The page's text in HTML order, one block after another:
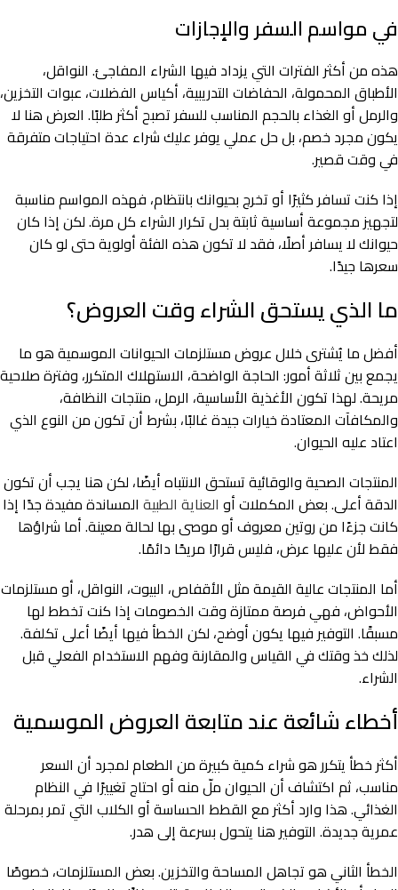
في مواسم السفر والإجازات
هذه من أكثر الفترات التي يزداد فيها الشراء المفاجئ. النواقل،
الأطباق المحمولة، الحفاضات التدريبية، أكياس الفضلات، عبوات التخزين،
والرمل أو الغذاء بالحجم المناسب للسفر تصبح أكثر طلبًا. العرض هنا لا
يكون مجرد خصم، بل حل عملي يوفر عليك شراء عدة احتياجات متفرقة
في وقت قصير.
إذا كنت تسافر كثيرًا أو تخرج بحيوانك بانتظام، فهذه المواسم مناسبة
لتجهيز مجموعة أساسية ثابتة بدل تكرار الشراء كل مرة. لكن إذا كان
حيوانك لا يسافر أصلًا، فقد لا تكون هذه الفئة أولوية حتى لو كان
سعرها جيدًا.
ما الذي يستحق الشراء وقت العروض؟
أفضل ما يُشترى خلال عروض مستلزمات الحيوانات الموسمية هو ما
يجمع بين ثلاثة أمور: الحاجة الواضحة، الاستهلاك المتكرر، وفترة صلاحية
مريحة. لهذا تكون الأغذية الأساسية، الرمل، منتجات النظافة،
والمكافآت المعتادة خيارات جيدة غالبًا، بشرط أن تكون من النوع الذي
اعتاد عليه الحيوان.
المنتجات الصحية والوقائية تستحق الانتباه أيضًا، لكن هنا يجب أن تكون
الدقة أعلى. بعض المكملات أو العناية الطبية المساندة مفيدة جدًا إذا
كانت جزءًا من روتين معروف أو موصى بها لحالة معينة. أما شراؤها
فقط لأن عليها عرض، فليس قرارًا مريحًا دائمًا.
أما المنتجات عالية القيمة مثل الأقفاص، البيوت، النواقل، أو مستلزمات
الأحواض، فهي فرصة ممتازة وقت الخصومات إذا كنت تخطط لها
مسبقًا. التوفير فيها يكون أوضح، لكن الخطأ فيها أيضًا أعلى تكلفة.
لذلك خذ وقتك في القياس والمقارنة وفهم الاستخدام الفعلي قبل
الشراء.
أخطاء شائعة عند متابعة العروض الموسمية
أكثر خطأ يتكرر هو شراء كمية كبيرة من الطعام لمجرد أن السعر
مناسب، ثم اكتشاف أن الحيوان ملّ منه أو احتاج تغييرًا في النظام
الغذائي. هذا وارد أكثر مع القطط الحساسة أو الكلاب التي تمر بمرحلة
عمرية جديدة. التوفير هنا يتحول بسرعة إلى هدر.
الخطأ الثاني هو تجاهل المساحة والتخزين. بعض المستلزمات، خصوصًا